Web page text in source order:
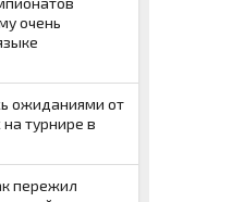
очень
ожиданиями от
турнире в
пережил